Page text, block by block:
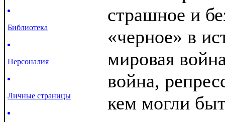
Библиотека
Персоналия
Личные страницы
страшное и
«черное» в
мировая
война,
кем могли